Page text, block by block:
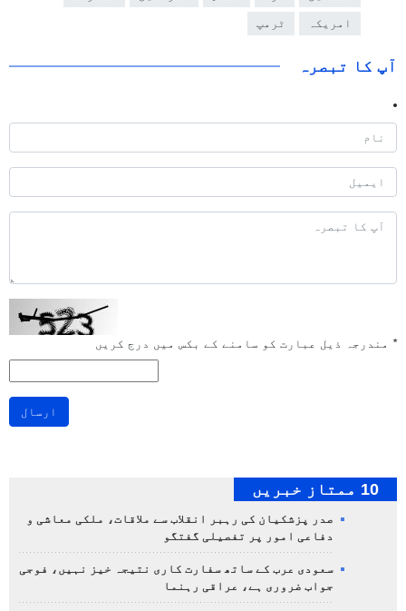
امریکہ ٹرمپ
آپ کا تبصرہ
* مندرجہ ذیل عبارت کو سامنے کے بکس میں درج کریں
ارسال
10 ممتاز خبریں
صدر پزشکیان کی رہبر انقلاب سے ملاقات، ملکی معاشی و
دفاعی امور پر تفصیلی گفتگو
سعودی عرب کے ساتھ سفارت کاری نتیجہ خیز نہیں، فوجی
جواب ضروری ہے، عراقی رہنما